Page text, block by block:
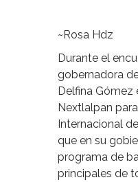
~Rosa Hdz
Durante el
gobernadora
Delfina Gómez
Nextlalpan
Internacional
que en su
programa de
principales de